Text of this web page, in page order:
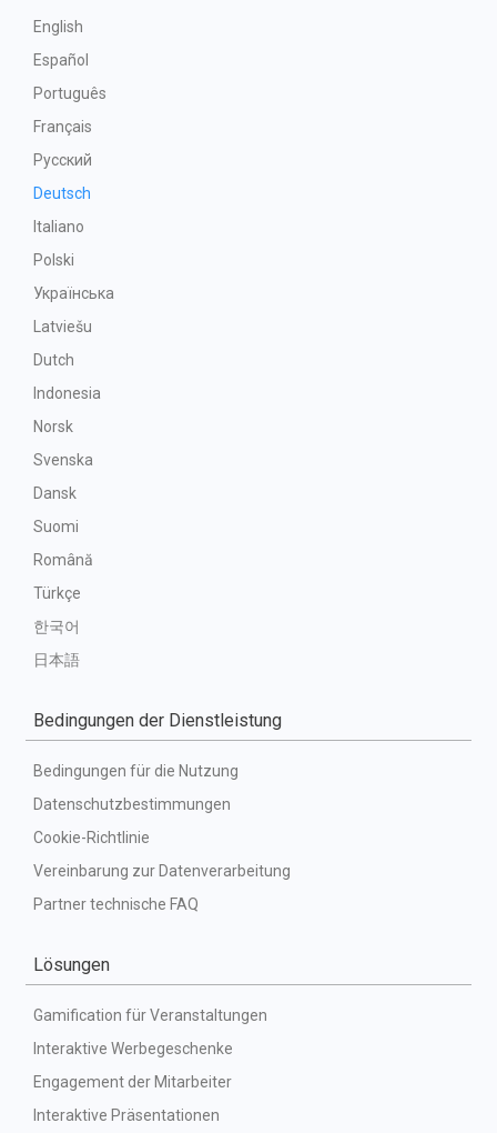
English
Español
Português
Français
Русский
Deutsch
Italiano
Polski
Українська
Latviešu
Dutch
Indonesia
Norsk
Svenska
Dansk
Suomi
Română
Türkçe
한국어
日本語
Bedingungen der Dienstleistung
Bedingungen für die Nutzung
Datenschutzbestimmungen
Cookie-Richtlinie
Vereinbarung zur Datenverarbeitung
Partner technische FAQ
Lösungen
Gamification für Veranstaltungen
Interaktive Werbegeschenke
Engagement der Mitarbeiter
Interaktive Präsentationen